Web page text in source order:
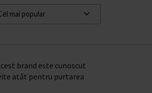
mai popular
brand este cunoscut
atât pentru purtarea